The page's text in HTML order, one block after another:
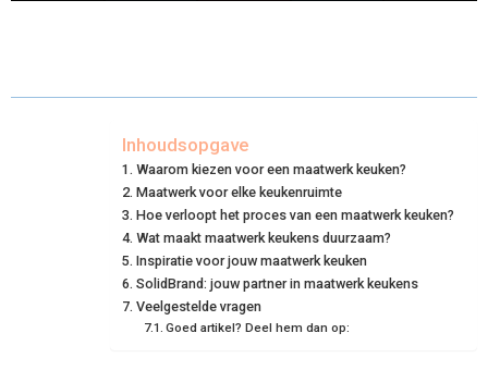
R
W R
E
O
N
E
B
O
O
K
R
O
N
T
R
E
S
T
R
O
N
K
D
I
N
R
N
I
Inhoudsopgave
Waarom kiezen voor een maatwerk keuken?
Maatwerk voor elke keukenruimte
Hoe verloopt het proces van een maatwerk keuken?
Wat maakt maatwerk keukens duurzaam?
Inspiratie voor jouw maatwerk keuken
SolidBrand: jouw partner in maatwerk keukens
Veelgestelde vragen
Goed artikel? Deel hem dan op: